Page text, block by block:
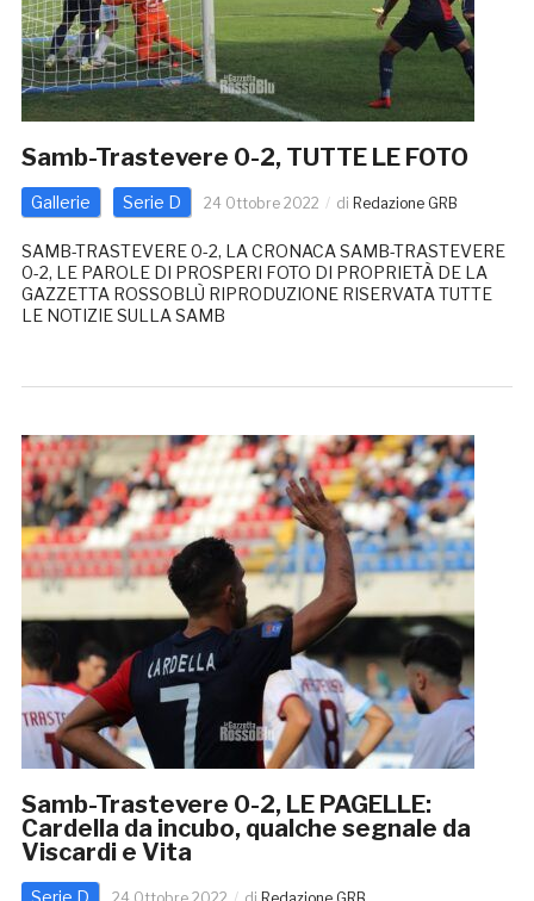
Samb-Trastevere 0-2, TUTTE LE FOTO
Gallerie Serie D 24 Ottobre 2022 di Redazione GRB
SAMB-TRASTEVERE 0-2, LA CRONACA SAMB-TRASTEVERE
0-2, LE PAROLE DI PROSPERI FOTO DI PROPRIETÀ DE LA
GAZZETTA ROSSOBLÙ RIPRODUZIONE RISERVATA TUTTE
LE NOTIZIE SULLA SAMB
Samb-Trastevere 0-2, LE PAGELLE:
Cardella da incubo, qualche segnale da
Viscardi e Vita